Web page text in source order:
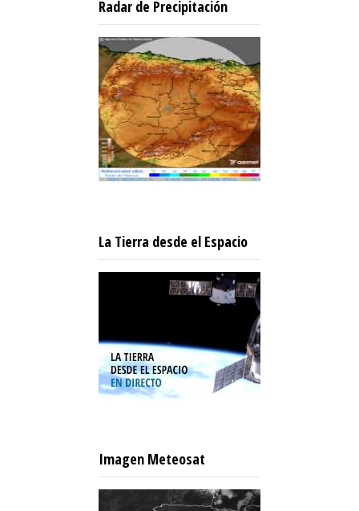
Radar de Precipitación
La Tierra desde el Espacio
Imagen Meteosat